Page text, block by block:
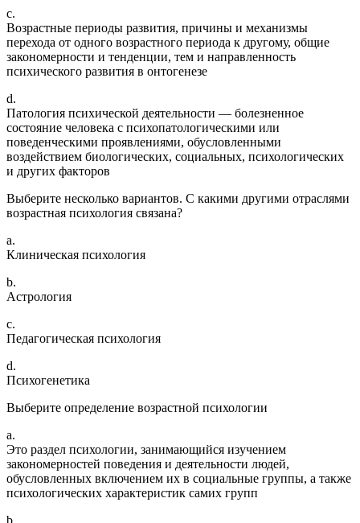
c.
Возрастные периоды развития, причины и механизмы
перехода от одного возрастного периода к другому, общие
закономерности и тенденции, тем и направленность
психического развития в онтогенезе
d.
Патология психической деятельности — болезненное
состояние человека с психопатологическими или
поведенческими проявлениями, обусловленными
воздействием биологических, социальных, психологических
и других факторов
Выберите несколько вариантов. С какими другими отраслями
возрастная психология связана?
a.
Клиническая психология
b.
Астрология
c.
Педагогическая психология
d.
Психогенетика
Выберите определение возрастной психологии
a.
Это раздел психологии, занимающийся изучением
закономерностей поведения и деятельности людей,
обусловленных включением их в социальные группы, а также
психологических характеристик самих групп
b.